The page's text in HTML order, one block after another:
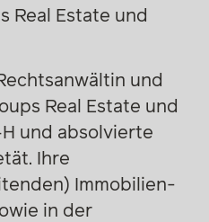
Real Estate und
und
Real Estate und
und absolvierte
Ihre
Immobilien-
in der